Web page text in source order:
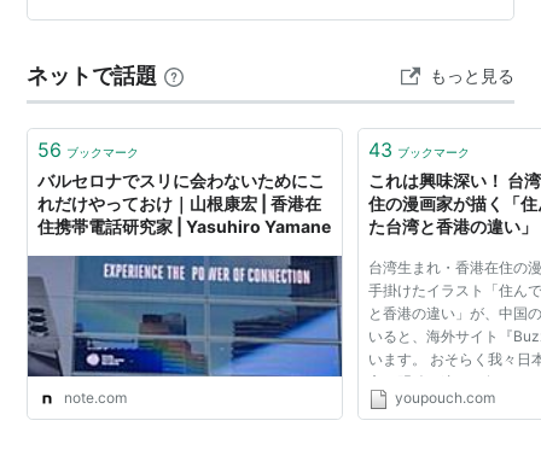
した。 今回利用したグレーターベイ…
ネットで話題 もっと見る
56 ブックマーク
バルセロナでスリに会わないためにこ
れだけやっておけ｜山根康宏 | 香港在
住携帯電話研究家 | Yasuhiro Yamane
note.com
43 ブックマーク
これは興味深い！ 台
住の漫画家が描く「
た台湾と香港の違い
台湾生まれ・香港在住の
手掛けたイラスト「住ん
と香港の違い」が、中国
いると、海外サイト『
います。 おそらく我々日
方の明確な違いは何か」
できる人はそう多くはな
youpouch.com